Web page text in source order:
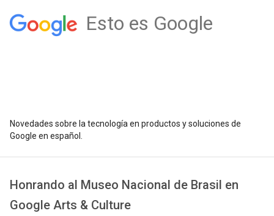
Esto es Google
Novedades sobre la tecnología en productos y soluciones de
Google en español.
Honrando al Museo Nacional de Brasil en
Google Arts & Culture